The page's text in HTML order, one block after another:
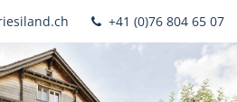
+41 (0)76 804 65 07